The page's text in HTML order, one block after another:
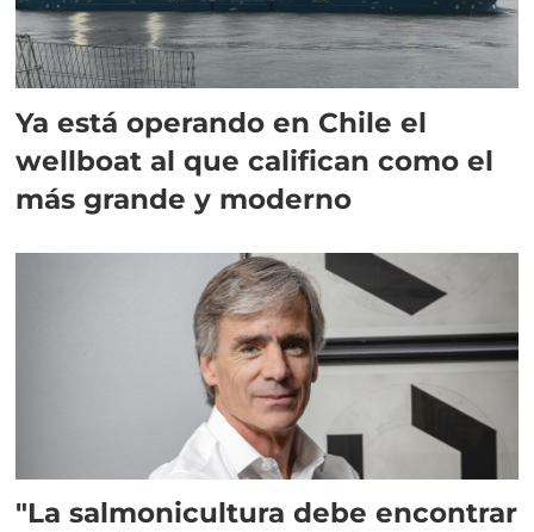
Ya está operando en Chile el
wellboat al que califican como el
más grande y moderno
"La salmonicultura debe encontrar